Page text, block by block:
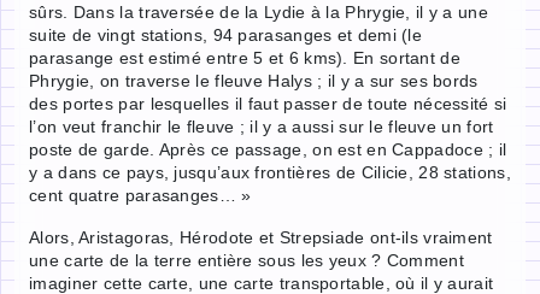
sûrs. Dans la traversée de la Lydie à la Phrygie, il y a une
suite de vingt stations, 94 parasanges et demi (le
parasange est estimé entre 5 et 6 kms). En sortant de
Phrygie, on traverse le fleuve Halys ; il y a sur ses bords
des portes par lesquelles il faut passer de toute nécessité si
l’on veut franchir le fleuve ; il y a aussi sur le fleuve un fort
poste de garde. Après ce passage, on est en Cappadoce ; il
y a dans ce pays, jusqu’aux frontières de Cilicie, 28 stations,
cent quatre parasanges… »
Alors, Aristagoras, Hérodote et Strepsiade ont-ils vraiment
une carte de la terre entière sous les yeux ? Comment
imaginer cette carte, une carte transportable, où il y aurait